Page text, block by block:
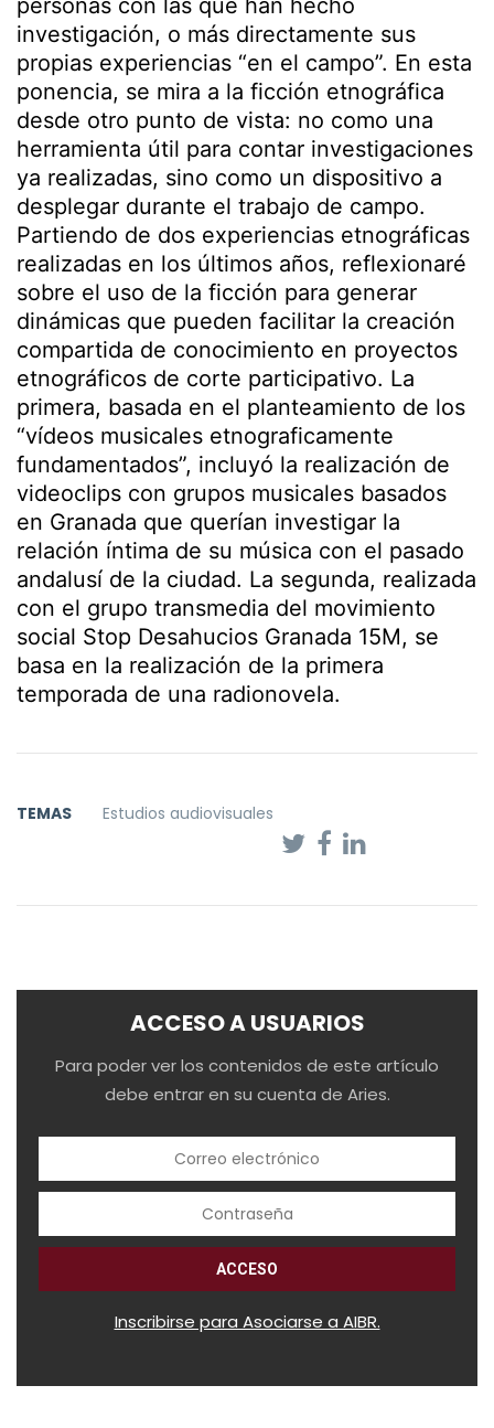
personas con las que han hecho
investigación, o más directamente sus
propias experiencias “en el campo”. En esta
ponencia, se mira a la ficción etnográfica
desde otro punto de vista: no como una
herramienta útil para contar investigaciones
ya realizadas, sino como un dispositivo a
desplegar durante el trabajo de campo.
Partiendo de dos experiencias etnográficas
realizadas en los últimos años, reflexionaré
sobre el uso de la ficción para generar
dinámicas que pueden facilitar la creación
compartida de conocimiento en proyectos
etnográficos de corte participativo. La
primera, basada en el planteamiento de los
“vídeos musicales etnograficamente
fundamentados”, incluyó la realización de
videoclips con grupos musicales basados
en Granada que querían investigar la
relación íntima de su música con el pasado
andalusí de la ciudad. La segunda, realizada
con el grupo transmedia del movimiento
social Stop Desahucios Granada 15M, se
basa en la realización de la primera
temporada de una radionovela.
TEMAS Estudios audiovisuales
ACCESO A USUARIOS
Para poder ver los contenidos de este artículo
debe entrar en su cuenta de Aries.
Inscribirse para Asociarse a AIBR.